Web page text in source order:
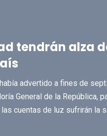
tendrán alza
advertido a fines de
General de la República,
cuentas de luz sufrirán la